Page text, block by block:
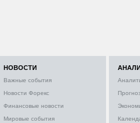
НОВОСТИ
Важные события
Новости Форекс
Финансовые новости
Мировые события